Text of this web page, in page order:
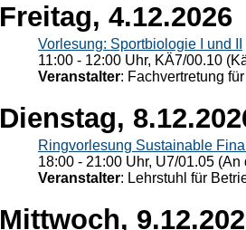
Freitag, 4.12.2026
Vorlesung: Sportbiologie I und II
11:00 - 12:00 Uhr, KÄ7/00.10
Veranstalter: Fachvertretung
Dienstag,
Ringvorlesung Sustainable
18:00 - 21:00 Uhr, U7/01.05
Veranstalter: Lehrstuhl für
Mittwoch,